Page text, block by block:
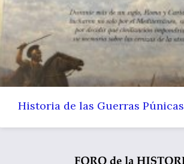
Historia de las Guerras Púnicas